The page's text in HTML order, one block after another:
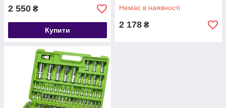
2 550 ₴
Купити
Немає в наявності
2 178 ₴